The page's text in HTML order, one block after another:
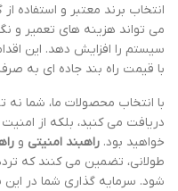
انتخاب برند معتبر و استفاده
می تواند هزینه های تعمیر و
سیستم را افزایش دهد. این
با قیمت راه بند جاده ای به
با انتخاب محصولات ما، شما نه
دریافت می کنید، بلکه از
خواهید بود. راهبند امنیتی و
طولانی، تضمین می کنند که
شود. سرمایه گذاری شما در